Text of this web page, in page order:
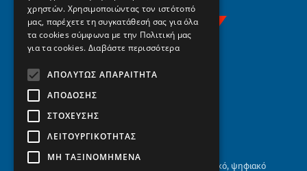
Το οικογενειακό, αειφόρο, σύγχρονο, βιωματικό, ψηφιακό
χρηστών. Χρησιμοποιώντας τον ιστότοπό
μας, παρέχετε τη συγκατάθεσή σας για όλα
τα cookies σύμφωνα με την Πολιτική μας
για τα cookies. Διαβάστε περισσότερα
ΑΠΟΛΎΤΩΣ ΑΠΑΡΑΊΤΗΤΑ
ΑΠΌΔΟΣΗΣ
ΣΤΌΧΕΥΣΗΣ
ΛΕΙΤΟΥΡΓΙΚΌΤΗΤΑΣ
ΜΗ ΤΑΞΙΝΟΜΗΜΈΝΑ